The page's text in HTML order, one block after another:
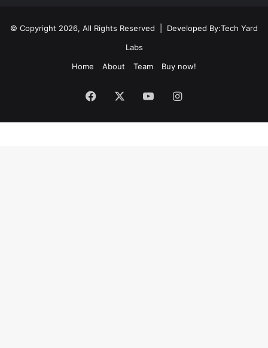
© Copyright 2026, All Rights Reserved | Developed By:Tech Yard
Labs
Home
About Team Buy now!
Facebook YouTubeInstagram